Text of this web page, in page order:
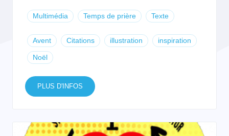
Multimédia Temps de prière Texte
Avent Citations illustration inspiration
Noël
PLUS D'INFOS